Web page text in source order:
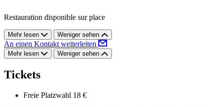
Restauration disponible sur place
Mehr lesen Weniger sehen
An einen Kontakt weiterleiten
Mehr lesen Weniger sehen
Tickets
Freie Platzwahl 18 €